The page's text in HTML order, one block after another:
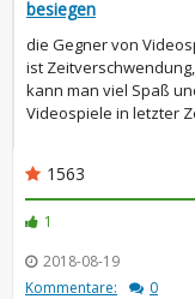
besiegen
die Gegner von
ist
kann man viel Spaß
Videospiele in letzter
1563
1
2018-08-19
Kommentare:
0